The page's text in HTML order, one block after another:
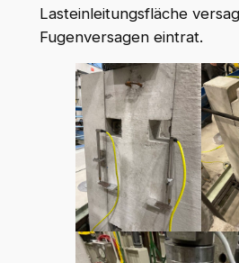
Lasteinleitungsfläche
Fugenversagen eintrat.